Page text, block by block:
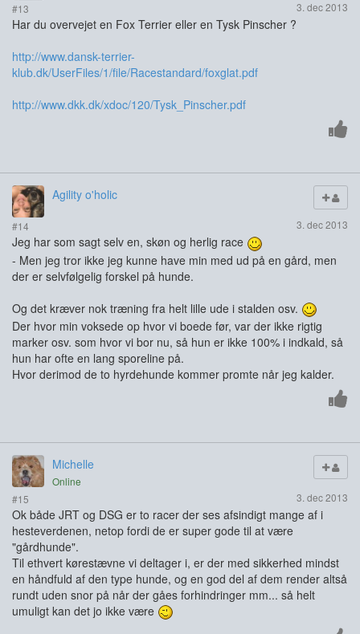
#13 3. dec 2013
Har du overvejet en Fox Terrier eller en Tysk Pinscher ?
http://www.dansk-terrier-
klub.dk/UserFiles/1/file/Racestandard/foxglat.pdf
http://www.dkk.dk/xdoc/120/Tysk_Pinscher.pdf
Agility o'holic
#14 3. dec 2013
Jeg har som sagt selv en, skøn og herlig race
- Men jeg tror ikke jeg kunne have min med ud på en gård, men
der er selvfølgelig forskel på hunde.
Og det kræver nok træning fra helt lille ude i stalden osv.
Der hvor min voksede op hvor vi boede før, var der ikke rigtig
marker osv. som hvor vi bor nu, så hun er ikke 100% i indkald, så
hun har ofte en lang sporeline på.
Hvor derimod de to hyrdehunde kommer promte når jeg kalder.
Michelle
Online
#15
3. dec 2013
Ok både JRT og DSG er to racer der ses afsindigt mange af i
hesteverdenen, netop fordi de er super gode til at være
"gårdhunde".
Til ethvert kørestævne vi deltager i, er der med sikkerhed mindst
en håndfuld af den type hunde, og en god del af dem render altså
rundt uden snor på når der gåes forhindringer mm... så helt
umuligt kan det jo ikke være